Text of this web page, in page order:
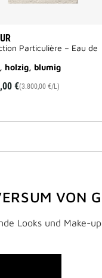
Particulière – Eau de
holzig, blumig
€(3.800,00 €/L)
VON
Looks und Make-